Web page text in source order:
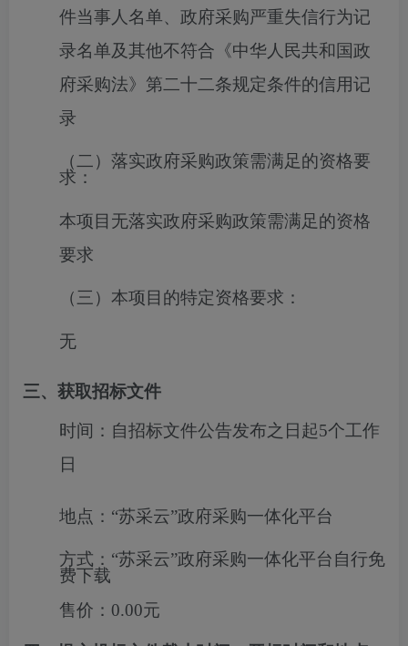
件当事人名单、政府采购严重失信行为记
录名单及其他不符合《中华人民共和国政
府采购法》第二十二条规定条件的信用记
录
（二）落实政府采购政策需满足的资格要
求：
本项目无落实政府采购政策需满足的资格
要求
（三）本项目的特定资格要求：
无
三、获取招标文件
时间： 自招标文件公告发布之日起5个工作
日
地点： “苏采云”政府采购一体化平台
方式： “苏采云”政府采购一体化平台自行免
费下载
售价： 0.00元